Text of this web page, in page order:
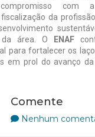
com
da
da área. O
ENAF
para fortalecer os
em prol do avanço
Comente
Nenhum